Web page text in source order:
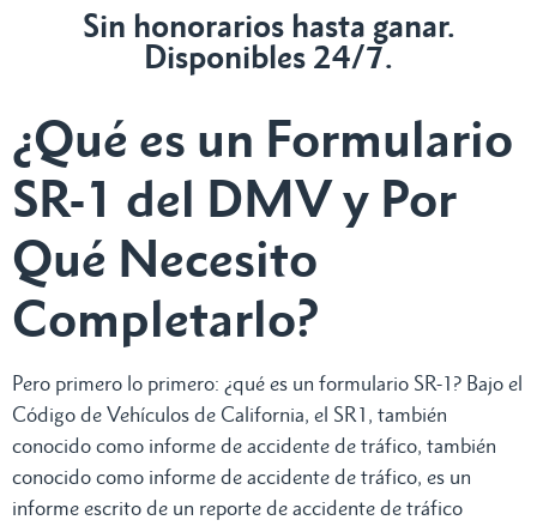
Sin honorarios hasta ganar.
Disponibles 24/7.
¿Qué es un Formulario
SR-1 del DMV y Por
Qué Necesito
Completarlo?
Pero primero lo primero: ¿qué es un formulario SR-1? Bajo el
Código de Vehículos de California, el SR1, también
conocido como informe de accidente de tráfico, también
conocido como informe de accidente de tráfico, es un
informe escrito de un reporte de accidente de tráfico